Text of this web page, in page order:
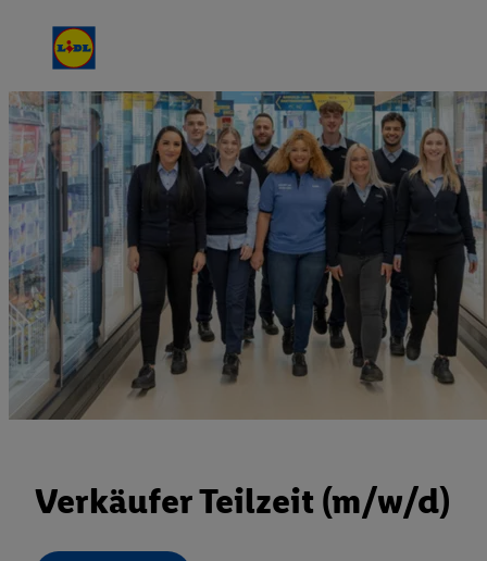
Verkäufer Teilzeit (m/w/d)